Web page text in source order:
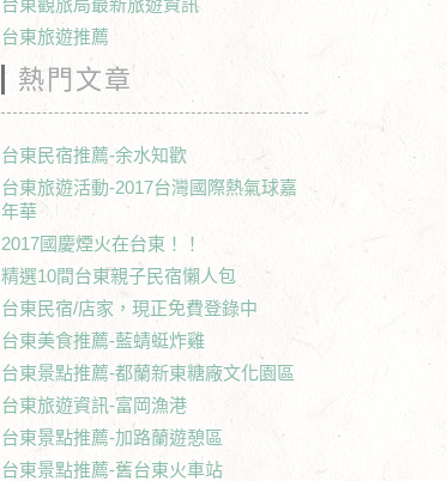
台東觀旅局最新旅遊資訊
台東旅遊推薦
熱門文章
台東民宿推薦-余水知歡
台東旅遊活動-2017台灣國際熱氣球嘉
年華
2017國慶煙火在台東！！
精選10間台東親子民宿懶人包
台東民宿/店家，現正免費登錄中
台東美食推薦-藍蜻蜓炸雞
台東景點推薦-都蘭新東糖廠文化園區
台東旅遊資訊-富岡漁港
台東景點推薦-加路蘭遊憩區
台東景點推薦-舊台東火車站